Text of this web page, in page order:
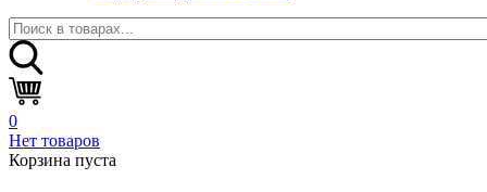
0
Нет товаров
Корзина пуста